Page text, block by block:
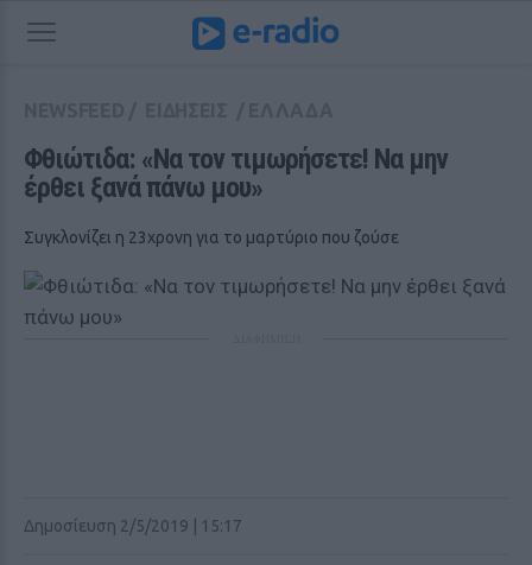
Φθιώτιδα: «Να τον τιμωρήσετε! Να μην
έρθει ξανά πάνω μου»
Συγκλονίζει η 23χρονη για το μαρτύριο που ζούσε
Δημοσίευση 2/5/2019 | 15:17